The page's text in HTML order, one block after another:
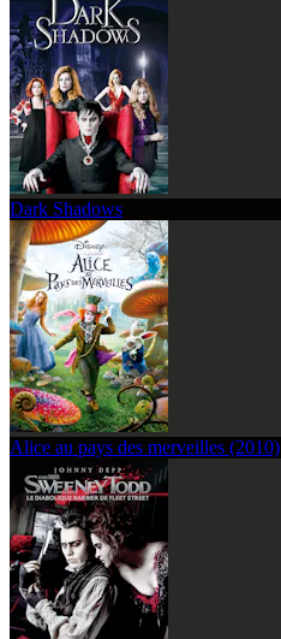
Dark Shadows
Alice au pays des merveilles (2010)